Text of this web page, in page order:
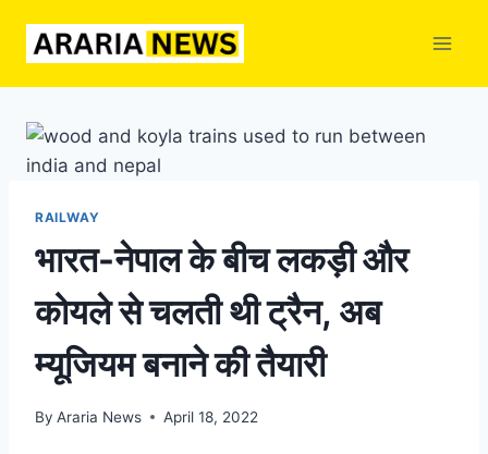
RAILWAY
भारत-नेपाल के बीच लकड़ी और
कोयले से चलती थी ट्रैन, अब
म्यूजियम बनाने की तैयारी
By Araria News April 18, 2022